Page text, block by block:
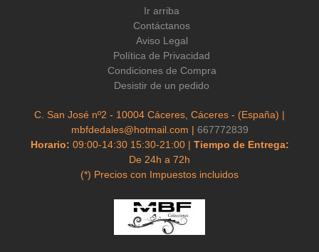
Ir arriba
Contáctanos
Aviso Legal
Política de Privacidad
Condiciones de Compra
Desistir de un pedido
C. San José nº2 - 10004 Cáceres, Cáceres - (España) |
mbfdedales@hotmail.com | 667772839
Horario: 09:00-14:30 15:30-21:00 | Tiempo de Entrega:
De 24h a 72h
(*) Precios con Impuestos incluidos